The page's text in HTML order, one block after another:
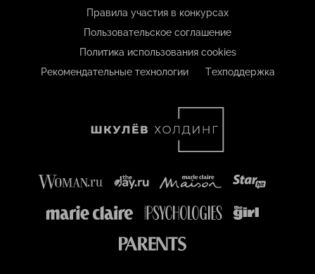
Правила участия в конкурсах
Пользовательское соглашение
Политика использования cookies
Рекомендательные технологии
Техподдержка